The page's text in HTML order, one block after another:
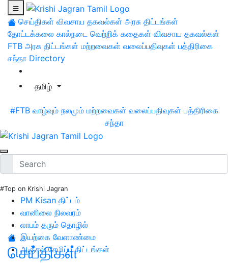
செய்திகள் விவசாய தகவல்கள் அரசு திட்டங்கள்
தோட்டக்கலை கால்நடை வெற்றிக் கதைகள் விவசாய தகவல்கள்
FTB அரசு திட்டங்கள் மற்றவைகள் வலைப்பதிவுகள் பத்திரிகை
சந்தா Directory
தமிழ்
#FTB வாழ்வும் நலமும் மற்றவைகள் வலைப்பதிவுகள் பத்திரிகை
சந்தா
#Top on Krishi Jagran
PM Kisan திட்டம்
வானிலை நிலவரம்
லாபம் தரும் தொழில்
இயற்கை வேளாண்மை
அஞ்சல் சேமிப்பு திட்டங்கள்
செய்திகள்